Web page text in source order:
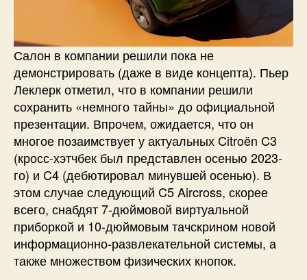
Салон в компании решили пока не
демонстрировать (даже в виде концепта). Пьер
Леклерк отметил, что в компании решили
сохранить «немного тайны» до официальной
презентации. Впрочем, ожидается, что он
многое позаимствует у актуальных Citroën C3
(кросс-хэтчбек был представлен осенью 2023-
го) и C4 (дебютировал минувшей осенью). В
этом случае следующий C5 Aircross, скорее
всего, снабдят 7-дюймовой виртуальной
приборкой и 10-дюймовым тачскрином новой
информационно-развлекательной системы, а
также множеством физических кнопок.